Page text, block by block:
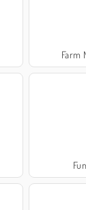
Farm